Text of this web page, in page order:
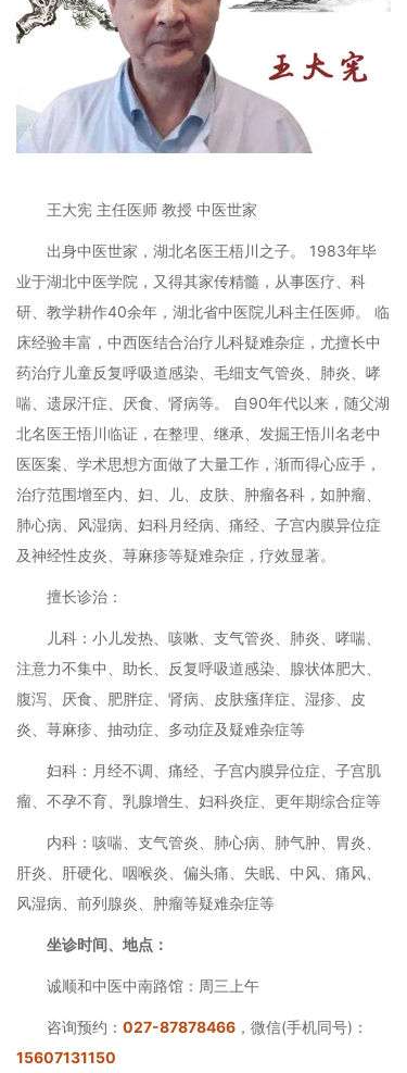
王大宪 主任医师 教授 中医世家
出身中医世家，湖北名医王梧川之子。 1983年毕
业于湖北中医学院，又得其家传精髓，从事医疗、科
研、教学耕作40余年，湖北省中医院儿科主任医师。 临
床经验丰富，中西医结合治疗儿科疑难杂症，尤擅长中
药治疗儿童反复呼吸道感染、毛细支气管炎、肺炎、哮
喘、遗尿汗症、厌食、肾病等。 自90年代以来，随父湖
北名医王悟川临证，在整理、继承、发掘王悟川名老中
医医案、学术思想方面做了大量工作，渐而得心应手，
治疗范围增至内、妇、儿、皮肤、肿瘤各科，如肿瘤、
肺心病、风湿病、妇科月经病、痛经、子宫内膜异位症
及神经性皮炎、荨麻疹等疑难杂症，疗效显著。
擅长诊治：
儿科：小儿发热、咳嗽、支气管炎、肺炎、哮喘、
注意力不集中、助长、反复呼吸道感染、腺状体肥大、
腹泻、厌食、肥胖症、肾病、皮肤瘙痒症、湿疹、皮
炎、荨麻疹、抽动症、多动症及疑难杂症等
妇科：月经不调、痛经、子宫内膜异位症、子宫肌
瘤、不孕不育、乳腺增生、妇科炎症、更年期综合症等
内科：咳喘、支气管炎、肺心病、肺气肿、胃炎、
肝炎、肝硬化、咽喉炎、偏头痛、失眠、中风、痛风、
风湿病、前列腺炎、肿瘤等疑难杂症等
坐诊时间、地点：
诚顺和中医中南路馆：周三上午
咨询预约： 027-87878466 ，微信(手机同号)：
15607131150